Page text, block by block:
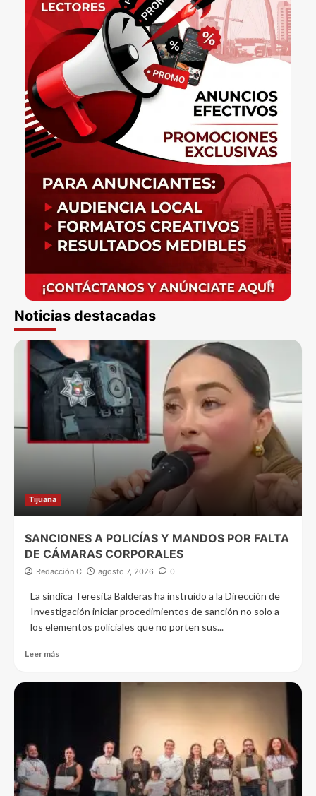
Noticias destacadas
Tijuana
SANCIONES A POLICÍAS Y MANDOS POR FALTA
DE CÁMARAS CORPORALES
Redacción C agosto 7, 2026 0
La síndica Teresita Balderas ha instruido a la Dirección de
Investigación iniciar procedimientos de sanción no solo a
los elementos policiales que no porten sus...
Leer más